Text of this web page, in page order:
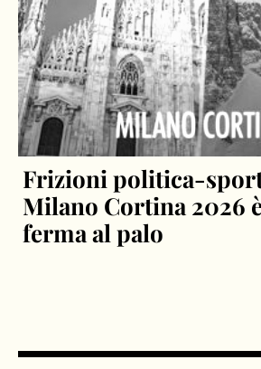
Frizioni politica-
Milano Cortina 2026
ferma al palo